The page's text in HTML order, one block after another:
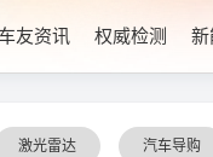
车友资讯 权威检测
激光雷达 汽车导购